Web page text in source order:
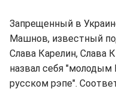
Запрещенный в
Машнов, известный
Слава Карелин, Слава
назвал себя
русском рэпе".